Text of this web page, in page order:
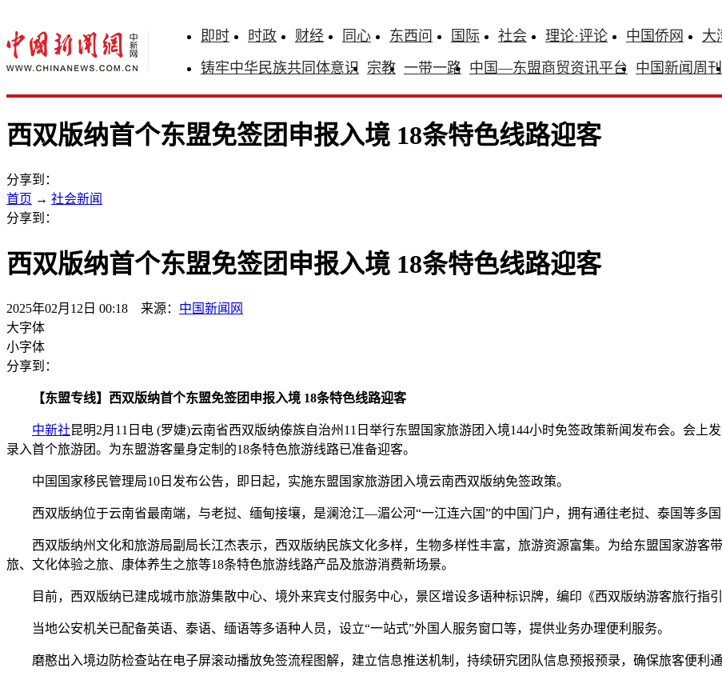
即时 时政 财经 同心 东西问 国际 社会 理论·评论 中国侨网 大
铸牢中华民族共同体意识 宗教 一带一路 中国—东盟商贸资讯平台 中国新闻周刊
西双版纳首个东盟免签团申报入境 18条特色线路迎客
分享到：
首页 → 社会新闻
分享到：
西双版纳首个东盟免签团申报入境 18条特色线路迎客
2025年02月12日 00:18 来源： 中国新闻网
大字体
小字体
分享到：
【东盟专线】西双版纳首个东盟免签团申报入境 18条特色线路迎客
中新社昆明2月11日电 (罗婕)云南省西双版纳傣族自治州11日举行东盟国家旅游团入境144小时免签政策新闻发布会。会上
录入首个旅游团。为东盟游客量身定制的18条特色旅游线路已准备迎客。
中国国家移民管理局10日发布公告，即日起，实施东盟国家旅游团入境云南西双版纳免签政策。
西双版纳位于云南省最南端，与老挝、缅甸接壤，是澜沧江—湄公河“一江连六国”的中国门户，拥有通往老挝、泰国等多国
西双版纳州文化和旅游局副局长江杰表示，西双版纳民族文化多样，生物多样性丰富，旅游资源富集。为给东盟国家游客
旅、文化体验之旅、康体养生之旅等18条特色旅游线路产品及旅游消费新场景。
目前，西双版纳已建成城市旅游集散中心、境外来宾支付服务中心，景区增设多语种标识牌，编印《西双版纳游客旅行指引
当地公安机关已配备英语、泰语、缅语等多语种人员，设立“一站式”外国人服务窗口等，提供业务办理便利服务。
磨憨出入境边防检查站在电子屏滚动播放免签流程图解，建立信息推送机制，持续研究团队信息预报预录，确保旅客便利